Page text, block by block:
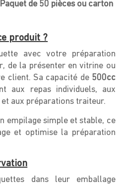
Paquet de 50 pièces ou carton
produit ?
avec votre préparation
de la présenter en vitrine ou
client. Sa capacité de 500cc
aux repas individuels, aux
aux préparations traiteur.
empilage simple et stable, ce
et optimise la préparation
dans leur emballage